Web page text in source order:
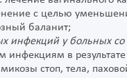
с целью
баланит;
инфекций у больных
инфекциям в
стоп, тела,